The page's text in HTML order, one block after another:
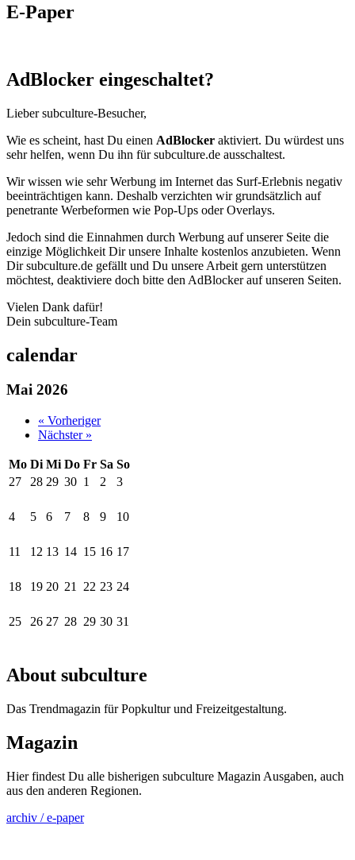
E-Paper
AdBlocker eingeschaltet?
Lieber subculture-Besucher,
Wie es scheint, hast Du einen AdBlocker aktiviert. Du würdest uns
sehr helfen, wenn Du ihn für subculture.de ausschaltest.
Wir wissen wie sehr Werbung im Internet das Surf-Erlebnis negativ
beeinträchtigen kann. Deshalb verzichten wir grundsätzlich auf
penetrante Werbeformen wie Pop-Ups oder Overlays.
Jedoch sind die Einnahmen durch Werbung auf unserer Seite die
einzige Möglichkeit Dir unsere Inhalte kostenlos anzubieten. Wenn
Dir subculture.de gefällt und Du unsere Arbeit gern unterstützen
möchtest, deaktiviere doch bitte den AdBlocker auf unseren Seiten.
Vielen Dank dafür!
Dein subculture-Team
calendar
Mai 2026
« Vorheriger
Nächster »
Mo Di Mi Do Fr Sa So
27
28 29 30 1 2 3
4 5 6 7 8 9 10
11 12 13 14 15 16 17
18 19 20 21 22 23 24
25 26 27 28 29 30 31
About subculture
Das Trendmagazin für Popkultur und Freizeitgestaltung.
Magazin
Hier findest Du alle bisherigen subculture Magazin Ausgaben, auch
aus den anderen Regionen.
archiv / e-paper